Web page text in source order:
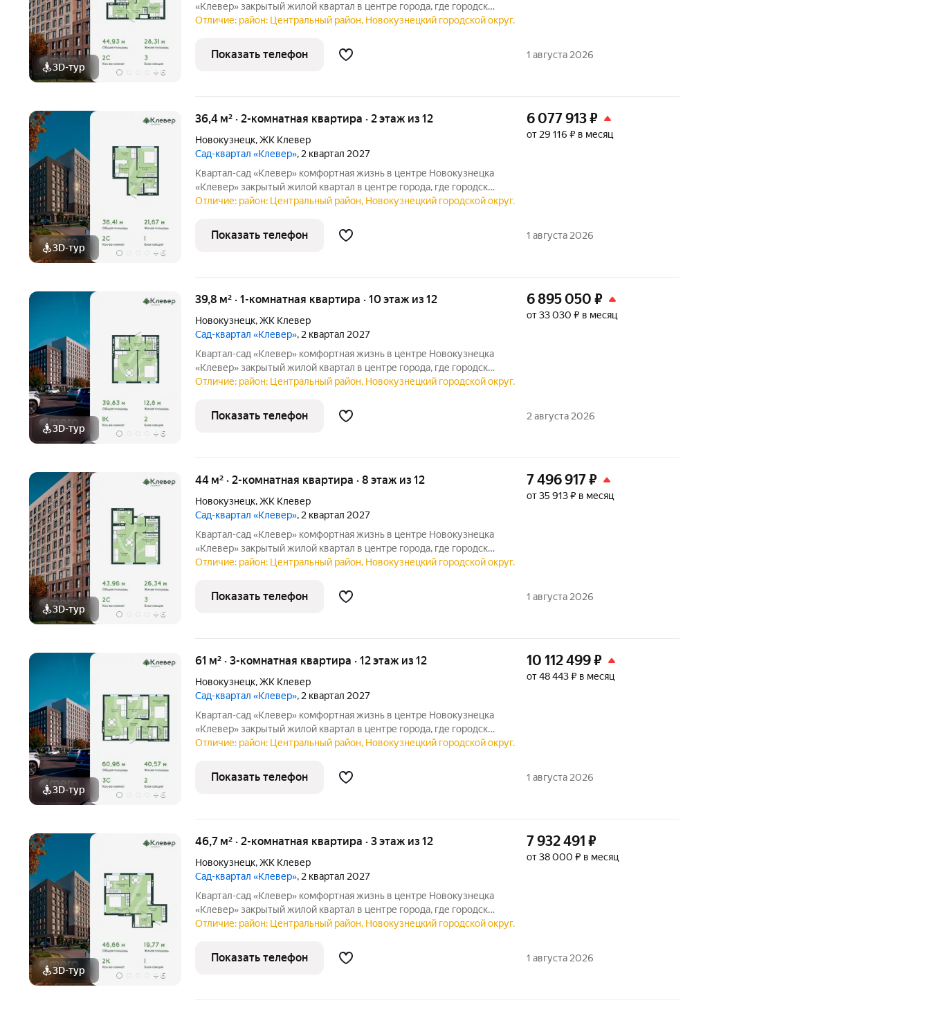
3D-тур + 6
«Клевер» закрытый жилой квартал в центре города, где городской
ритм сочетается с тишиной и уютом. Продуманная
создают
Отличие: район: Центральный район, Новокузнецкий городской округ.
Показать телефон 1 августа 2026
3D-тур + 6
36,4 м² · 2-комнатная квартира · 2 этаж из 12
Новокузнецк,ЖК Клевер
Сад-квартал «Клевер», 2 квартал 2027
Квартал-сад «Клевер» комфортная жизнь в центре Новокузнецка
«Клевер» закрытый жилой квартал в центре города, где городской
ритм сочетается с тишиной и уютом. Продуманная
создают
6 077 913₽
от 29 116 ₽ в месяц
Отличие: район: Центральный район, Новокузнецкий городской округ.
Показать телефон 1 августа 2026
3D-тур + 6
39,8 м² · 1-комнатная квартира · 10 этаж из 12
Новокузнецк,ЖК Клевер
Сад-квартал «Клевер», 2 квартал 2027
Квартал-сад «Клевер» комфортная жизнь в центре Новокузнецка
«Клевер» закрытый жилой квартал в центре города, где городской
ритм сочетается с тишиной и уютом. Продуманная
создают
6 895 050 ₽
от 33 030 ₽ в месяц
Отличие: район: Центральный район, Новокузнецкий городской округ.
Показать телефон 2 августа 2026
3D-тур + 6
44 м² · 2-комнатная квартира · 8 этаж из 12
Новокузнецк,ЖК Клевер
Сад-квартал «Клевер», 2 квартал 2027
Квартал-сад «Клевер» комфортная жизнь в центре Новокузнецка
«Клевер» закрытый жилой квартал в центре города, где городской
ритм сочетается с тишиной и уютом. Продуманная
создают
7 496 917₽
от 35 913 ₽ в месяц
Отличие: район: Центральный район, Новокузнецкий городской округ.
Показать телефон 1 августа 2026
3D-тур + 6
61 м² · 3-комнатная квартира · 12 этаж из 12
Новокузнецк,ЖК Клевер
Сад-квартал «Клевер», 2 квартал 2027
Квартал-сад «Клевер» комфортная жизнь в центре Новокузнецка
«Клевер» закрытый жилой квартал в центре города, где городской
ритм сочетается с тишиной и уютом. Продуманная
создают
10 112 499₽
от 48 443 ₽ в месяц
Отличие: район: Центральный район, Новокузнецкий городской округ.
Показать телефон 1 августа 2026
3D-тур + 6
46,7 м² · 2-комнатная квартира · 3 этаж из 12
Новокузнецк,ЖК Клевер
Сад-квартал «Клевер», 2 квартал 2027
Квартал-сад «Клевер» комфортная жизнь в центре Новокузнецка
«Клевер» закрытый жилой квартал в центре города, где городской
ритм сочетается с тишиной и уютом. Продуманная
создают
7 932 491 ₽
от 38 000 ₽ в месяц
Отличие: район: Центральный район, Новокузнецкий городской округ.
Показать телефон 1 августа 2026